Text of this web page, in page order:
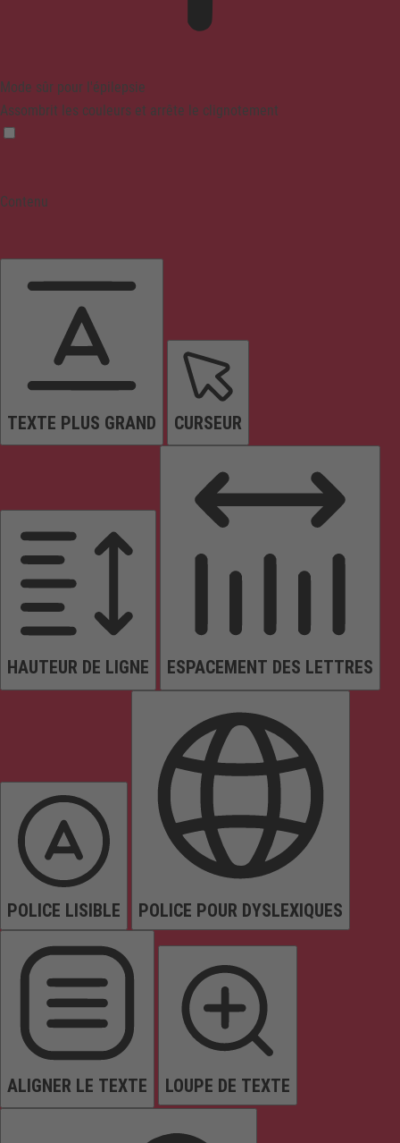
Mode sûr pour l'épilepsie
Assombrit les couleurs et arrête le clignotement
Contenu
TEXTE PLUS GRAND CURSEUR
HAUTEUR DE LIGNE ESPACEMENT DES LETTRES
POLICE LISIBLE POLICE POUR DYSLEXIQUES
ALIGNER LE TEXTE LOUPE DE TEXTE